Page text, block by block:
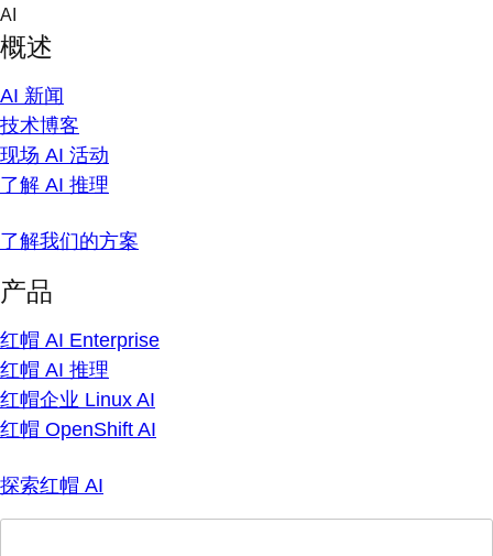
Skip
content
AI
概述
AI 新闻
技术博客
现场 AI 活动
了解 AI 推理
了解我们的方案
产品
红帽 AI Enterprise
红帽 AI 推理
红帽企业 Linux AI
红帽 OpenShift AI
探索红帽 AI